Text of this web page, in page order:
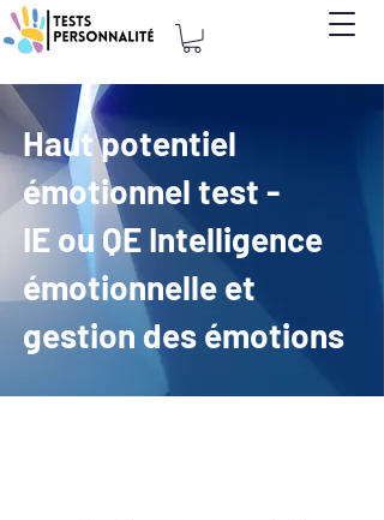
Haut potentiel
émotionnel test -
IE ou QE Intelligence
émotionnelle et
gestion des émotions